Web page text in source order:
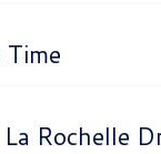
Rochelle